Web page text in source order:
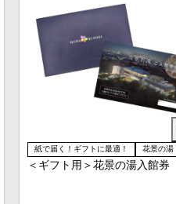
紙で届く！ギフトに最適！ 花景の湯
＜ギフト用＞花景の湯入館券